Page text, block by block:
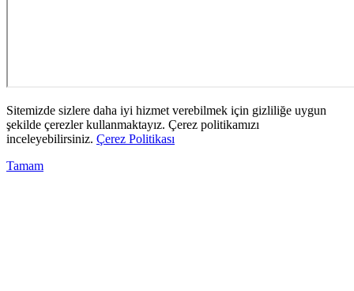
Sitemizde sizlere daha iyi hizmet verebilmek için gizliliğe uygun
şekilde çerezler kullanmaktayız. Çerez politikamızı
inceleyebilirsiniz. Çerez Politikası
Tamam